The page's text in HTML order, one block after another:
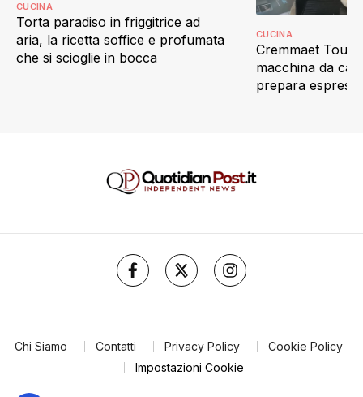
Torta paradiso in friggitrice ad
aria, la ricetta soffice e profumata
che si scioglie in bocca
CUCINA
Cremmaet
macchina da
prepara
CUCINA
Chi Siamo Contatti Privacy Policy
Cookie Policy
Impostazioni Cookie